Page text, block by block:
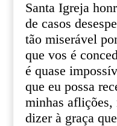
Santa Igreja
de casos
tão miserável
que vos é
é quase
que eu possa
minhas aflições,
dizer à graça